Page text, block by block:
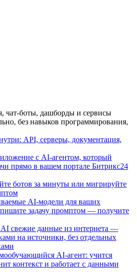
чат-боты, дашборды и сервисы
без навыков программирования,
API, серверы, документация,
с AI-агентом, который
прямо в вашем портале Битрикс24
ботов за минуты или мигрируйте
AI-модели для ваших
задачу промптом — получите
свежие данные из интернета —
на источники, без отдельных
AI-агент: учится
контекст и работает с данными